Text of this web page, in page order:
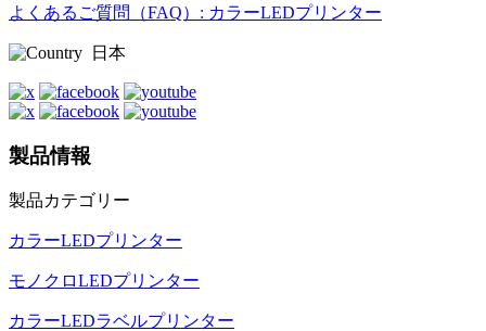
よくあるご質問（FAQ）: カラーLEDプリンター
日本
製品情報
製品カテゴリー
カラーLEDプリンター
モノクロLEDプリンター
カラーLEDラベルプリンター